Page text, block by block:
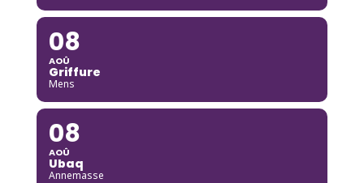
08
AOÛ
Griffure
Mens
08
AOÛ
Ubaq
Annemasse